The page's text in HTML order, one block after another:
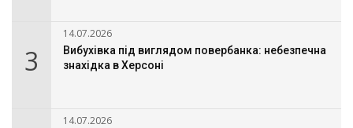
3
14.07.2026
Вибухівка під виглядом повербанка: небезпечна
знахідка в Херсоні
14.07.2026